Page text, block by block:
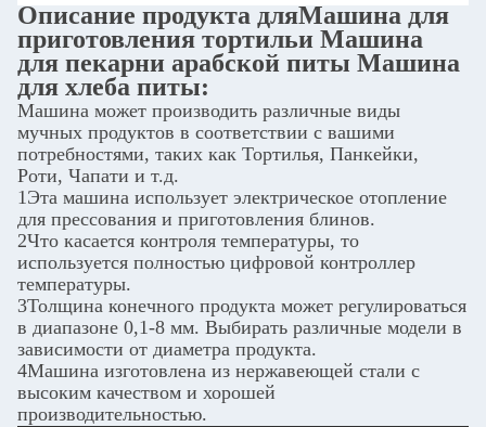
Описание продукта дляМашина для
приготовления тортильи Машина
для пекарни арабской питы Машина
для хлеба питы:
Машина может производить различные виды
мучных продуктов в соответствии с вашими
потребностями, таких как Тортилья, Панкейки,
Роти, Чапати и т.д.
1Эта машина использует электрическое отопление
для прессования и приготовления блинов.
2Что касается контроля температуры, то
используется полностью цифровой контроллер
температуры.
3Толщина конечного продукта может регулироваться
в диапазоне 0,1-8 мм. Выбирать различные модели в
зависимости от диаметра продукта.
4Машина изготовлена из нержавеющей стали с
высоким качеством и хорошей
производительностью.